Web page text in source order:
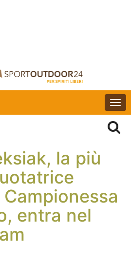
la più
entra nel